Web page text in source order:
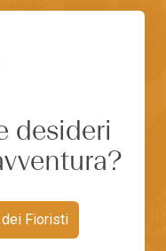
desideri
dei Fioristi